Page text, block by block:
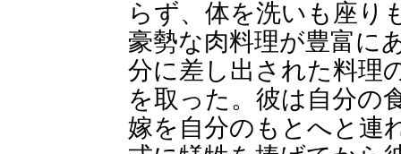
らず、体を洗いも座り
豪勢な肉料理が豊富に
分に差し出された料理
を取った。彼は自分の
嫁を自分のもとへと連